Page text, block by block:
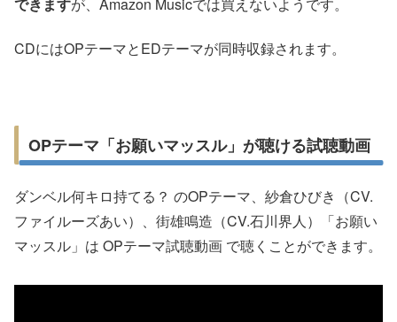
CDにはOPテーマとEDテーマが同時収録されます。
OPテーマ「お願いマッスル」が聴ける試聴動画
ダンベル何キロ持てる？ のOPテーマ、紗倉ひびき（CV.
ファイルーズあい）、街雄鳴造（CV.石川界人）「お願い
マッスル」は OPテーマ試聴動画 で聴くことができます。